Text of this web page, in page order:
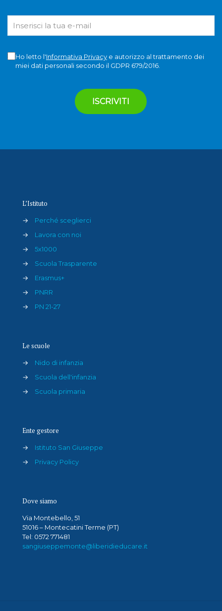
Ho letto l'Informativa Privacye autorizzo al trattamento dei
miei dati personali secondo il GDPR 679/2016.
L’Istituto
→
Perché sceglierci
→
Lavora con noi
→
5x1000
→
Scuola Trasparente
→
Erasmus+
→
PNRR
→
PN 21-27
Le scuole
→
Nido di infanzia
→
Scuola dell'infanzia
→
Scuola primaria
Ente gestore
→
Istituto San Giuseppe
→
Privacy Policy
Dove siamo
Via Montebello, 51
51016 – Montecatini Terme (PT)
Tel: 0572 771481
sangiuseppemonte@liberidieducare.it